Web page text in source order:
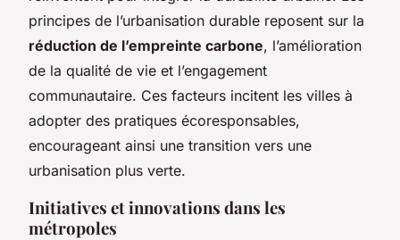
principes de l’urbanisation durable reposent sur la
réduction de l’empreinte carbone, l’amélioration
de la qualité de vie et l’engagement
communautaire. Ces facteurs incitent les villes à
adopter des pratiques écoresponsables,
encourageant ainsi une transition vers une
urbanisation plus verte.
Initiatives et innovations dans les
métropoles